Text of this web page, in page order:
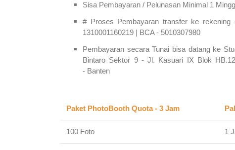
Sisa Pembayaran / Pelunasan Minimal 1
# Proses Pembayaran transfer ke rekening
1310001160219 | BCA - 5010307980
Pembayaran secara Tunai bisa datang ke
Bintaro Sektor 9 - Jl. Kasuari IX Blok
- Banten
Paket PhotoBooth Quota - 3 Jam
100 Foto 1